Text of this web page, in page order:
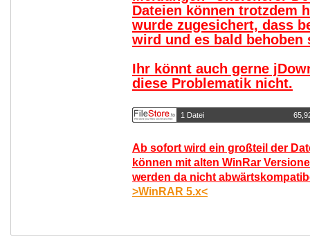
Dateien können trotzdem
wurde zugesichert, dass
wird und es bald behoben
Ihr könnt auch gerne
diese Problematik nicht.
1 Datei
Ab sofort wird ein großteil der
können mit alten WinRar
werden da nicht
>WinRAR 5.x<